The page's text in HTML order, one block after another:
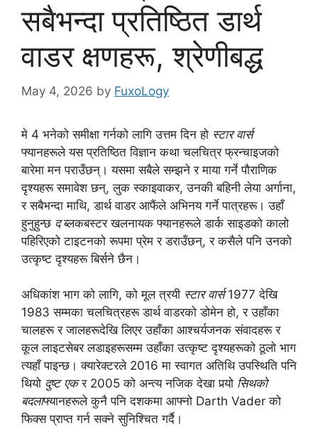
सबैभन्दा प्रतिष्ठित डार्थ
वाडर क्षणहरू, श्रेणीबद्ध
May 4, 2026 by FuxoLogy
मे 4 भनेको समीक्षा गर्नको लागि उत्तम दिन हो स्टार वार्स
फ्यानहरूले यस प्रतिष्ठित विज्ञान कथा चलचित्र फ्रन्चाइजको
बारेमा मन पराउँछन्। यसमा सबैले सम्झने र माया गर्ने पौराणिक
दृश्यहरू समावेश छन्, लुक स्काइवाकर, उनकी बहिनी लेया अर्गाना,
र सबैभन्दा माथि, डार्थ वाडर आफैंले अभिनय गर्ने पात्रहरू। उहाँ
हुनुहुन्छ दब्लकबस्टर खलनायक फ्यानहरूले डार्क साइडको कालो
पहिरिएको टाइटनको रूपमा प्रेम र डराउँछन्, र कसैले पनि उनको
उत्कृष्ट दृश्यहरू बिर्सने छैन।
अधिकांश भाग को लागि, को मूल त्रयी स्टार वार्स1977 देखि
1983 सम्मका चलचित्रहरू डार्थ वाडरको डोमेन हो, र उहाँका
चालहरू र जालहरूदेखि लिएर उहाँका आश्चर्यजनक संवादहरू र
कूल लाइटसेबर लडाइहरूसम्म उहाँका उत्कृष्ट दृश्यहरूको ठूलो भाग
त्यहाँ पाइन्छ। क्यारेक्टरले 2016 मा स्वागत अतिथि उपस्थिति पनि
थियो दुष्ट एकर 2005 को अन्त्य नजिक देखा पर्‍यो सिथको
बदलाफ्यानहरूले कुनै पनि दशकमा आफ्नो Darth Vader को
फिक्स प्राप्त गर्न सक्ने सुनिश्चित गर्दै।